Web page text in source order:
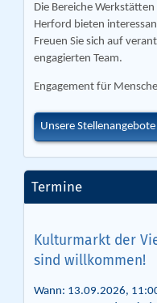
Die Bereiche
Herford bieten
Freuen Sie sich auf
engagierten Team.
Engagement für
Unsere Stellenangebote
Termine
Kulturmarkt der
sind willkommen!
Wann: 13.09.2026,